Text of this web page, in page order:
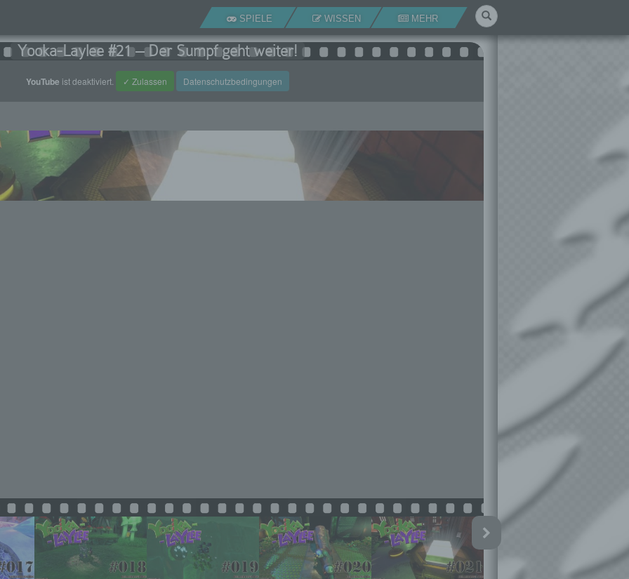
SPIELE WISSEN MEHR Suchen
Yooka-Laylee #21 – Der Sumpf geht weiter!
YouTube ist deaktiviert. ✓ Zulassen Datenschutzbedingungen